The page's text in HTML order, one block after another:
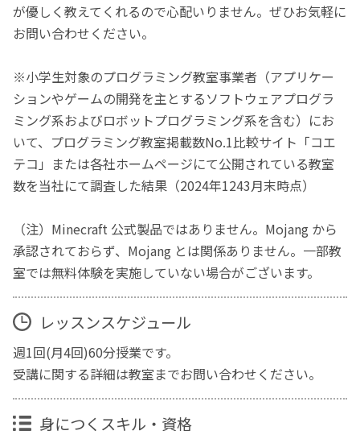
が優しく教えてくれるので心配いりません。ぜひお気軽に
お問い合わせください。
※小学生対象のプログラミング教室事業者（アプリケー
ションやゲームの開発を主とするソフトウェアプログラ
ミング系およびロボットプログラミング系を含む）にお
いて、プログラミング教室掲載数No.1比較サイト「コエ
テコ」または各社ホームページにて公開されている教室
数を当社にて調査した結果（2024年1243月末時点）
（注）Minecraft 公式製品ではありません。Mojang から
承認されておらず、Mojang とは関係ありません。一部教
室では無料体験を実施していない場合がございます。
レッスンスケジュール
週1回(月4回)60分授業です。
受講に関する詳細は教室までお問い合わせください。
身につくスキル・資格